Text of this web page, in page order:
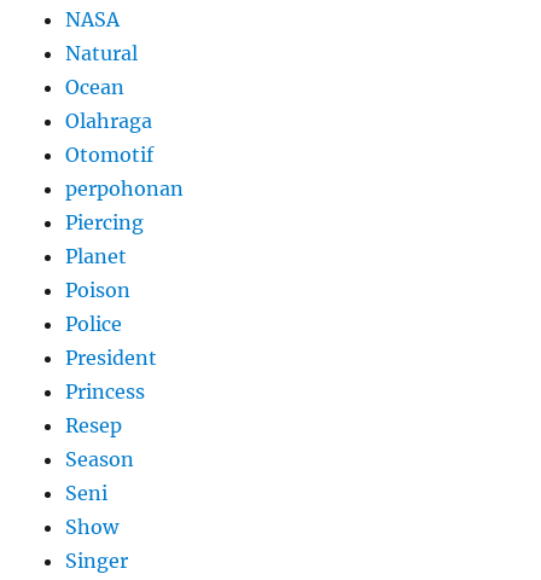
NASA
Natural
Ocean
Olahraga
Otomotif
perpohonan
Piercing
Planet
Poison
Police
President
Princess
Resep
Season
Seni
Show
Singer